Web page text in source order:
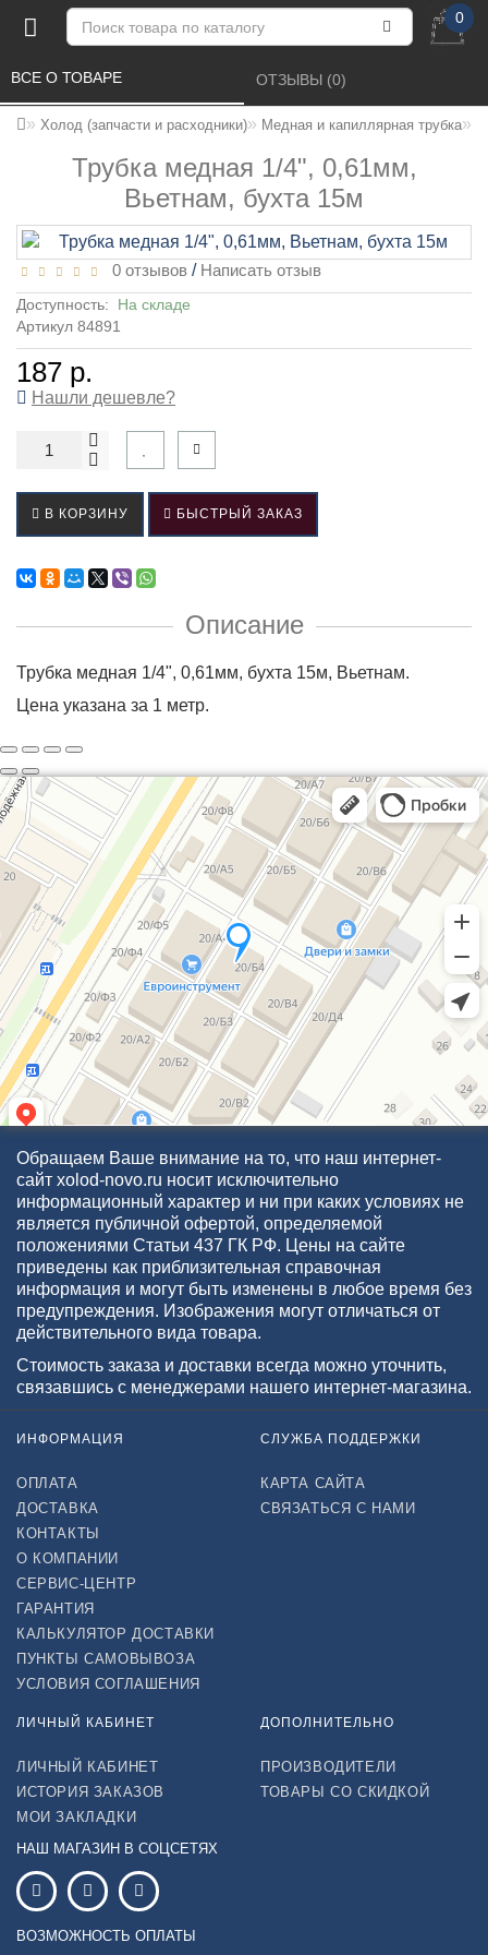
0
Холод (запчасти и расходники) Медная и капиллярная трубка
Трубка медная 1/4", 0,61мм,
Вьетнам, бухта 15м
ВСЕ О ТОВАРЕ ОТЗЫВЫ (0)
0 отзывов / Написать отзыв
Доступность: На складе
Артикул 84891
187 р.
Нашли дешевле?
В КОРЗИНУ БЫСТРЫЙ ЗАКАЗ
Описание
Трубка медная 1/4", 0,61мм, бухта 15м, Вьетнам.
Цена указана за 1 метр.
Обращаем Ваше внимание на то, что наш интернет-
сайт xolod-novo.ru носит исключительно
информационный характер и ни при каких условиях не
является публичной офертой, определяемой
положениями Статьи 437 ГК РФ. Цены на сайте
приведены как приблизительная справочная
информация и могут быть изменены в любое время без
предупреждения. Изображения могут отличаться от
действительного вида товара.
Стоимость заказа и доставки всегда можно уточнить,
связавшись с менеджерами нашего интернет-магазина.
ИНФОРМАЦИЯ
ОПЛАТА
ДОСТАВКА
КОНТАКТЫ
О КОМПАНИИ
СЕРВИС-ЦЕНТР
ГАРАНТИЯ
КАЛЬКУЛЯТОР ДОСТАВКИ
ПУНКТЫ САМОВЫВОЗА
УСЛОВИЯ СОГЛАШЕНИЯ
СЛУЖБА ПОДДЕРЖКИ
КАРТА САЙТА
СВЯЗАТЬСЯ С НАМИ
ЛИЧНЫЙ КАБИНЕТ
ЛИЧНЫЙ КАБИНЕТ
ИСТОРИЯ ЗАКАЗОВ
МОИ ЗАКЛАДКИ
ДОПОЛНИТЕЛЬНО
ПРОИЗВОДИТЕЛИ
ТОВАРЫ СО СКИДКОЙ
НАШ МАГАЗИН В СОЦСЕТЯХ
ВОЗМОЖНОСТЬ ОПЛАТЫ